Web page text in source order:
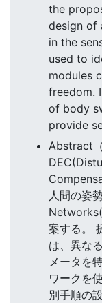
the
design of
in the
used to
modules
freedom.
of body
provide
Abstract
人間の姿
案する。
は、異な
メータを
ワークを
別手順の